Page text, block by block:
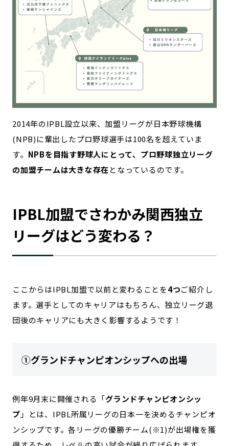
2014年のIPBL設立以来、加盟リーグが日本野球機構
(NPB)に輩出したプロ野球選手は100名を超えていま
す。 NPBを目指す野球人にとって、プロ野球独立リーグ
の加盟チームは大きな存在となっているのです。
IPBL加盟でさわかみ関西独立
リーグはどう変わる？
ここからはIPBL加盟で以前と変わることを4つご紹介し
ます。選手としてのキャリアはもちろん、独立リーグ退
団後のキャリアにも大きく影響するようです！
①グランドチャンピオンシップへの出場
例年9月末に開催される「グランドチャンピオンシッ
プ 」とは、IPBL所属リーグの日本一を決めるチャンピオ
ンシップです。各リーグの優勝チーム(※1)が出場権を獲